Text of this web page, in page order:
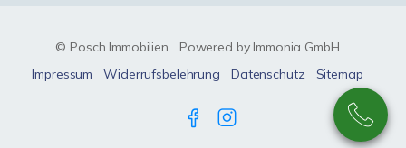
© Posch Immobilien
Powered by Immonia GmbH
Impressum
Widerrufsbelehrung Datenschutz Sitemap